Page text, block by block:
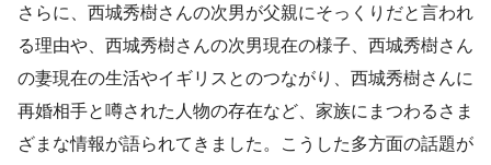
さらに、西城秀樹さんの次男が父親にそっくりだと言われ
る理由や、西城秀樹さんの次男現在の様子、西城秀樹さん
の妻現在の生活やイギリスとのつながり、西城秀樹さんに
再婚相手と噂された人物の存在など、家族にまつわるさま
ざまな情報が語られてきました。こうした多方面の話題が